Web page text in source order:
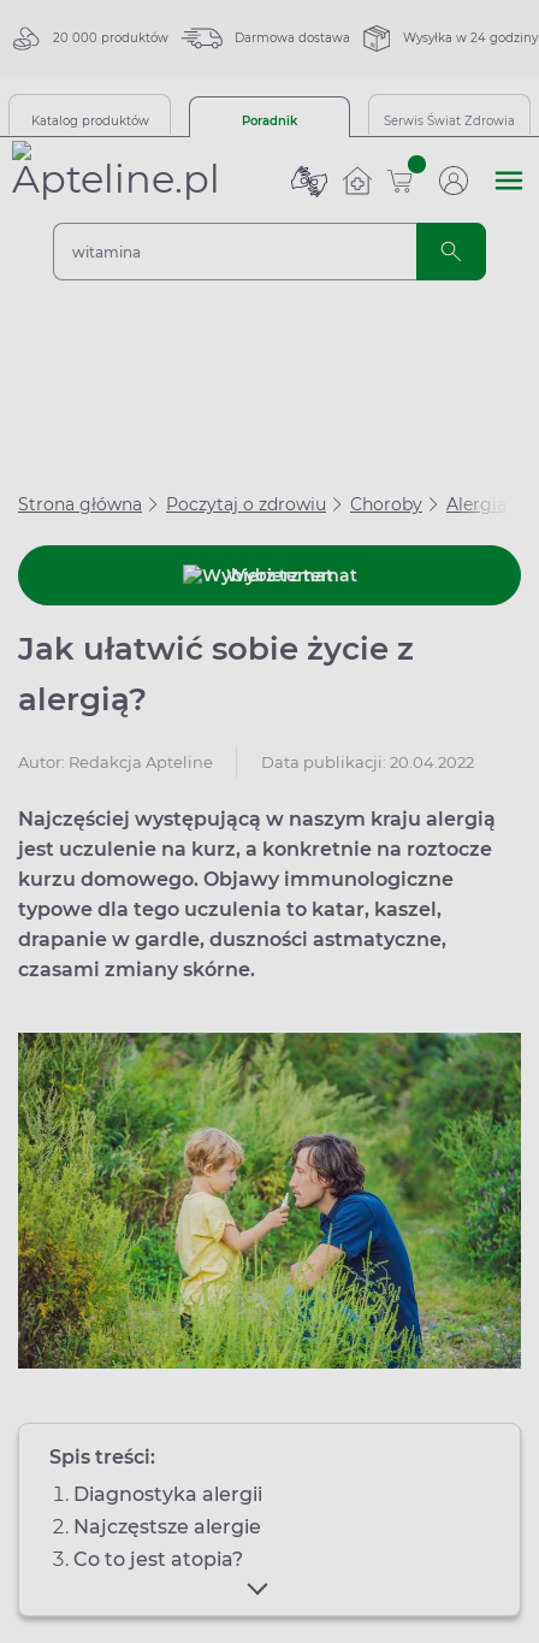
20 000 produktów Darmowa dostawa Wysyłka w 24 godziny
Katalog produktów Poradnik Serwis Świat Zdrowia
sztuk
Strona główna Poczytaj o zdrowiu Choroby Alergia
Wybierz temat
Jak ułatwić sobie życie z
alergią?
Autor: Redakcja Apteline Data publikacji: 20.04.2022
Najczęściej występującą w naszym kraju alergią
jest uczulenie na kurz, a konkretnie na roztocze
kurzu domowego. Objawy immunologiczne
typowe dla tego uczulenia to katar, kaszel,
drapanie w gardle, duszności astmatyczne,
czasami zmiany skórne.
Spis treści:
Diagnostyka alergii
Najczęstsze alergie
Co to jest atopia?